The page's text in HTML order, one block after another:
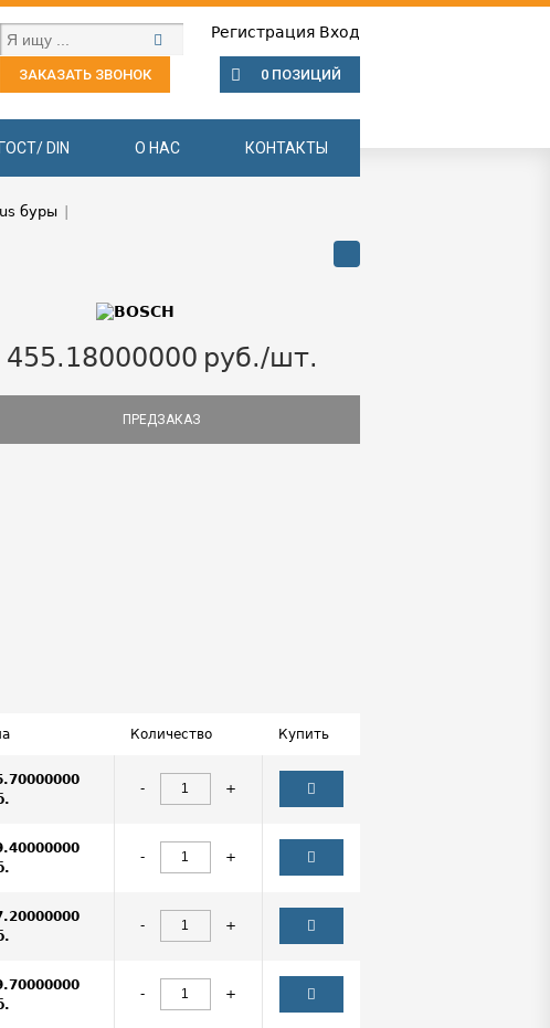
Регистрация Вход
ЗАКАЗАТЬ ЗВОНОК 0 ПОЗИЦИЙ
DIN О НАС КОНТАКТЫ
буры
455.18000000 руб./шт.
ПРЕДЗАКАЗ
Количество Купить
- +
- +
- +
- +